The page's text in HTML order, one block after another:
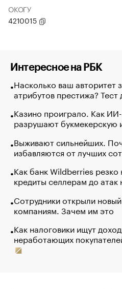
ОКОГУ
4210015
Интересное на РБК
Насколько ваш авторитет
атрибутов престижа? Тест
Казино проиграло. Как
разрушают букмекерскую
Выживают сильнейших.
избавляются от лучших
Как банк Wildberries резко
кредиты селлерам до атак
Сотрудники открыли
компаниям. Зачем им это
Как налоговики ищут
неработающих